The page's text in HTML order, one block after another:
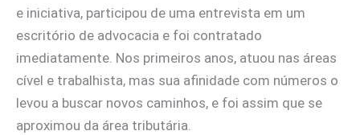
e iniciativa, participou de uma entrevista em um
escritório de advocacia e foi contratado
imediatamente. Nos primeiros anos, atuou nas áreas
cível e trabalhista, mas sua afinidade com números o
levou a buscar novos caminhos, e foi assim que se
aproximou da área tributária.